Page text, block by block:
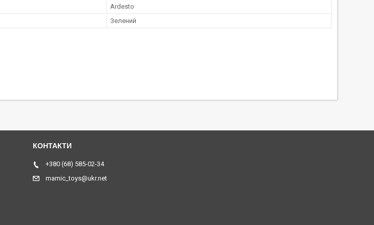
Ardesto
Зелений
+380 (68) 585-02-34
mamic_toys@ukr.net